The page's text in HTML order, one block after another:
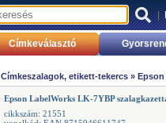
|
Címkeválasztó
Címkeszalagok, etikett-tekercs » Epson
Epson LabelWorks LK-7YBP
cikkszám: 21551